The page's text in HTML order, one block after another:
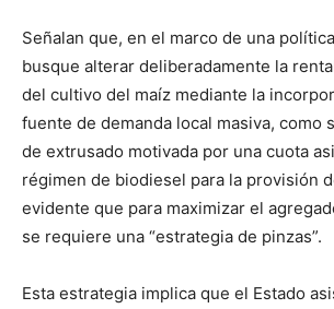
Señalan que, en el marco de una
busque alterar deliberadamente la
del cultivo del maíz mediante la
fuente de demanda local masiva, como
de extrusado motivada por una cuota
régimen de biodiesel para la provisión
evidente que para maximizar el
se requiere una “estrategia de pinzas”.
Esta estrategia implica que el Estado